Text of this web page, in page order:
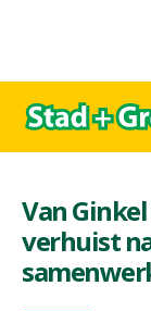
Van
verhuist